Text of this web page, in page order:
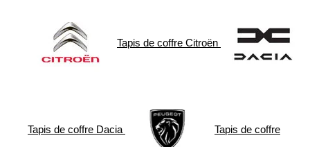
Tapis de coffre Citroën
Tapis de coffre Dacia Tapis de coffre